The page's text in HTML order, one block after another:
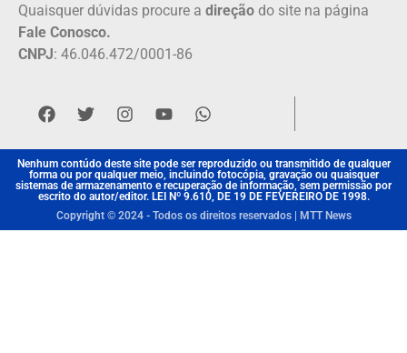
Quaisquer dúvidas procure a direção do site na página
Fale Conosco.
CNPJ: 46.046.472/0001-86
Nenhum contúdo deste site pode ser reproduzido ou transmitido de qualquer
forma ou por qualquer meio, incluindo fotocópia, gravação ou quaisquer
sistemas de armazenamento e recuperação de informação, sem permissão por
escrito do autor/editor. LEI Nº 9.610, DE 19 DE FEVEREIRO DE 1998.
Copyright © 2024 - Todos os direitos reservados | MTT News